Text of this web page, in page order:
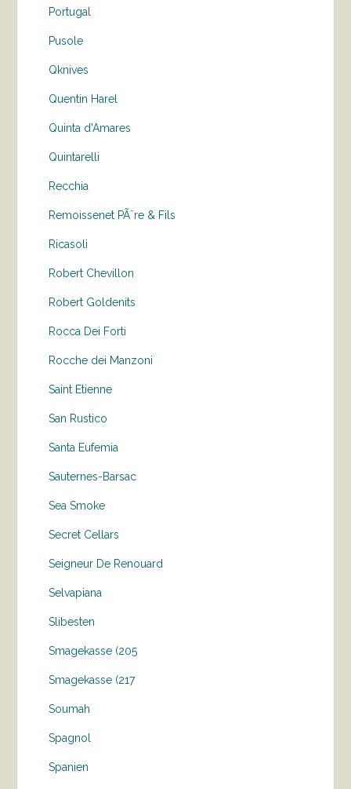
Portugal
Pusole
Qknives
Quentin Harel
Quinta d'Amares
Quintarelli
Recchia
Remoissenet PÃ¨re & Fils
Ricasoli
Robert Chevillon
Robert Goldenits
Rocca Dei Forti
Rocche dei Manzoni
Saint Etienne
San Rustico
Santa Eufemia
Sauternes-Barsac
Sea Smoke
Secret Cellars
Seigneur De Renouard
Selvapiana
Slibesten
Smagekasse (205
Smagekasse (217
Soumah
Spagnol
Spanien